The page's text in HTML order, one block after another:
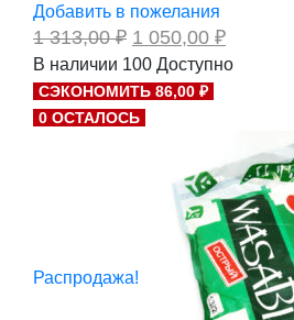
Добавить в пожелания
1 313,00₽ Первоначальная
цена
составляла
1
313,00 ₽.
1 050,00 ₽Текущая
цена:
1
В наличии 100 Доступно
СЭКОНОМИТЬ 86,00 ₽
0 ОСТАЛОСЬ
Распродажа!